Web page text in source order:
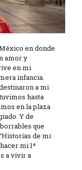
en donde
amor y
en mi
infancia.
a mi
hasta
en la plaza
Y de
que
de mi
mi 1ª
a vivir a